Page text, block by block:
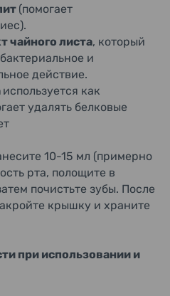
(помогает
чайного листа, который
и
действие.
используется как
удалять белковые
10-15 мл (примерно
рта, полощите в
почистьте зубы. После
крышку и храните
при использовании и